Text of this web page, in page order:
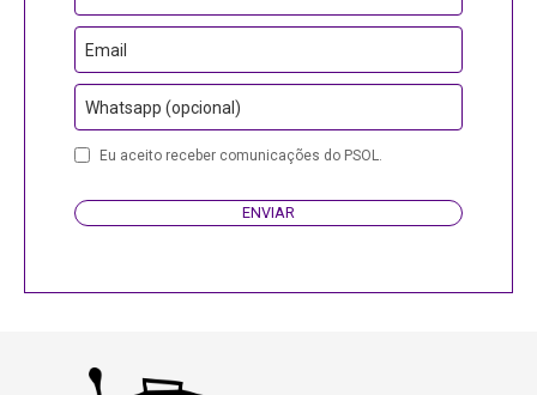
Email
Whatsapp (opcional)
EmailEu aceito receber comunicações do PSOL.
ENVIAR